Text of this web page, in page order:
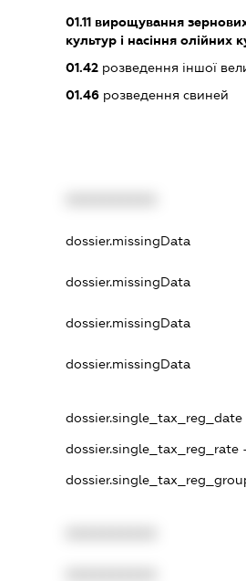
01.11вирощування
культур і насіння олійних
01.42розведення іншої
01.46розведення свиней
dossier.missingData
dossier.missingData
dossier.missingData
dossier.missingData
dossier.single_tax_reg_date -
dossier.single_tax_reg_rate